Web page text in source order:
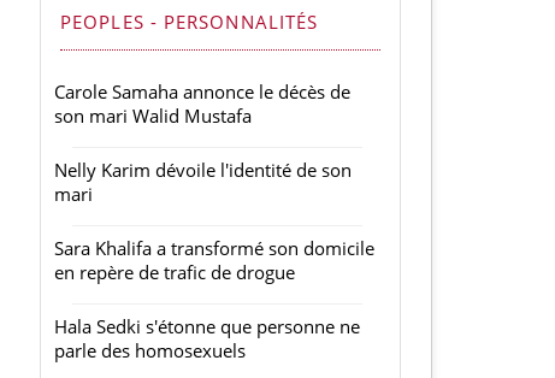
PEOPLES - PERSONNALITÉS
Carole Samaha annonce le décès de
son mari Walid Mustafa
Nelly Karim dévoile l'identité de son
mari
Sara Khalifa a transformé son domicile
en repère de trafic de drogue
Hala Sedki s'étonne que personne ne
parle des homosexuels